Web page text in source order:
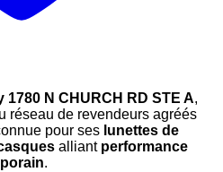
N CHURCH RD STE A,
réseau de revendeurs agréés
pour ses lunettes de
alliant performance
.